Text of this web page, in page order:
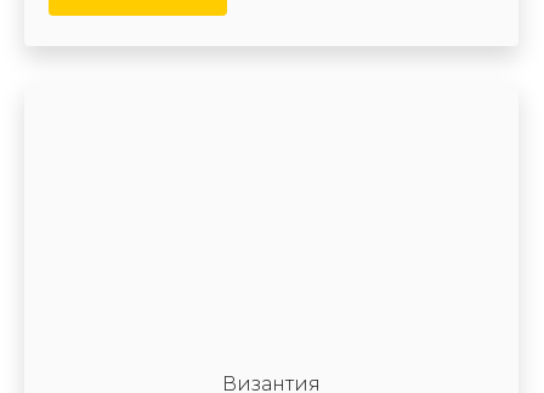
Византия